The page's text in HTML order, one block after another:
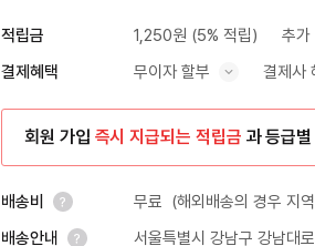
적립금 1,250원 (5% 적립) 추가
결제혜택 무이자 할부 결제사
회원 가입 즉시 지급되는 적립금 과 등급
배송비 무료 (해외배송의 경우 지
배송안내
서울특별시 강남구 강남대